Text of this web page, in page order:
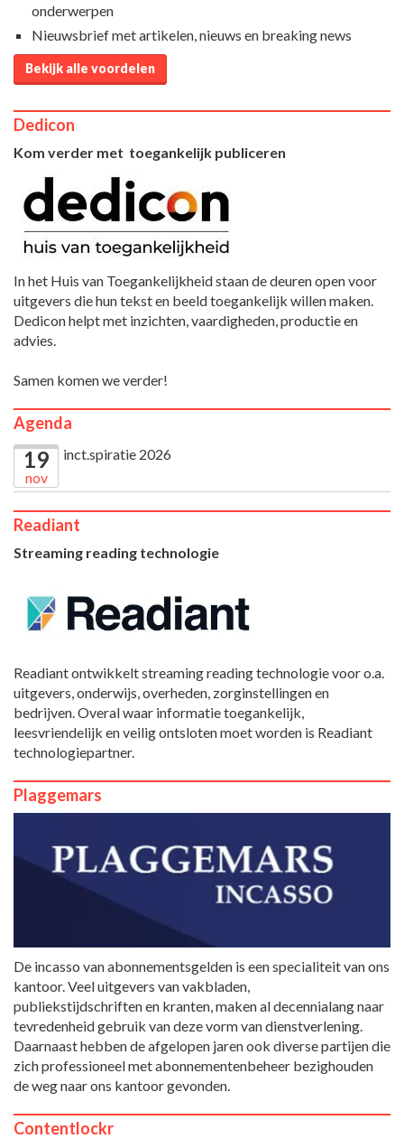
onderwerpen
Nieuwsbrief met artikelen, nieuws en breaking news
Bekijk alle voordelen
Dedicon
Kom verder met toegankelijk publiceren
In het Huis van Toegankelijkheid staan de deuren open voor
uitgevers die hun tekst en beeld toegankelijk willen maken.
Dedicon helpt met inzichten, vaardigheden, productie en
advies.
Samen komen we verder!
Agenda
19
nov
inct.spiratie 2026
Readiant
Streaming reading technologie
Readiant ontwikkelt streaming reading technologie voor o.a.
uitgevers, onderwijs, overheden, zorginstellingen en
bedrijven. Overal waar informatie toegankelijk,
leesvriendelijk en veilig ontsloten moet worden is Readiant
technologiepartner.
Plaggemars
De incasso van abonnementsgelden is een specialiteit van ons
kantoor. Veel uitgevers van vakbladen,
publiekstijdschriften en kranten, maken al decennialang naar
tevredenheid gebruik van deze vorm van dienstverlening.
Daarnaast hebben de afgelopen jaren ook diverse partijen die
zich professioneel met abonnementenbeheer bezighouden
de weg naar ons kantoor gevonden.
Contentlockr